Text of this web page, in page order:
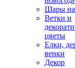
Шары на
Ветки и
цветы
Елки,
венки
Декор